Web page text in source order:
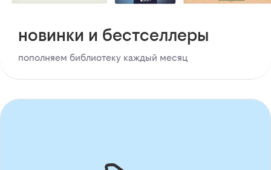
новинки и бестселлеры
пополняем библиотеку каждый месяц